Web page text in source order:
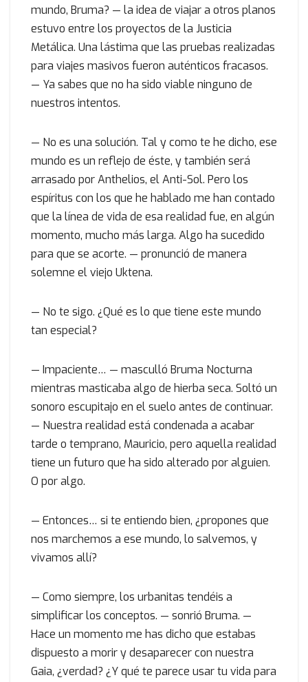
mundo, Bruma? — la idea de viajar a otros planos
estuvo entre los proyectos de la Justicia
Metálica. Una lástima que las pruebas realizadas
para viajes masivos fueron auténticos fracasos.
— Ya sabes que no ha sido viable ninguno de
nuestros intentos.
— No es una solución. Tal y como te he dicho, ese
mundo es un reflejo de éste, y también será
arrasado por Anthelios, el Anti-Sol. Pero los
espíritus con los que he hablado me han contado
que la línea de vida de esa realidad fue, en algún
momento, mucho más larga. Algo ha sucedido
para que se acorte. — pronunció de manera
solemne el viejo Uktena.
— No te sigo. ¿Qué es lo que tiene este mundo
tan especial?
— Impaciente… — masculló Bruma Nocturna
mientras masticaba algo de hierba seca. Soltó un
sonoro escupitajo en el suelo antes de continuar.
— Nuestra realidad está condenada a acabar
tarde o temprano, Mauricio, pero aquella realidad
tiene un futuro que ha sido alterado por alguien.
O por algo.
— Entonces… si te entiendo bien, ¿propones que
nos marchemos a ese mundo, lo salvemos, y
vivamos allí?
— Como siempre, los urbanitas tendéis a
simplificar los conceptos. — sonrió Bruma. —
Hace un momento me has dicho que estabas
dispuesto a morir y desaparecer con nuestra
Gaia, ¿verdad? ¿Y qué te parece usar tu vida para